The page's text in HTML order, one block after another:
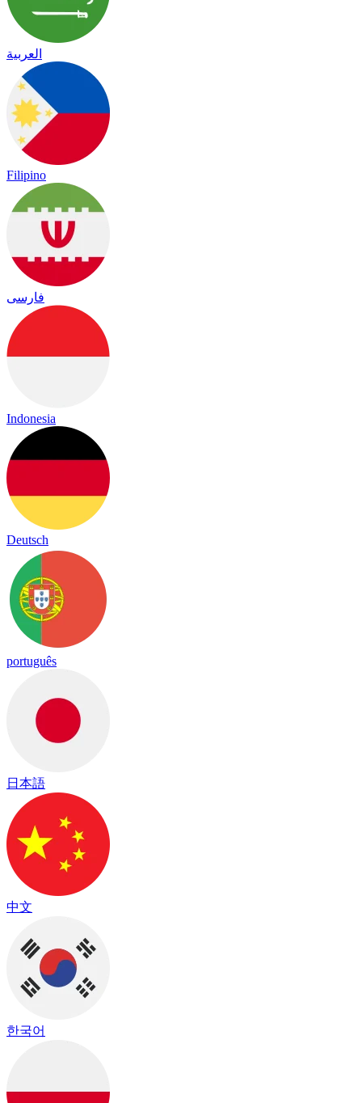
العربية
Filipino
فارسی
Indonesia
Deutsch
português
日本語
中文
한국어